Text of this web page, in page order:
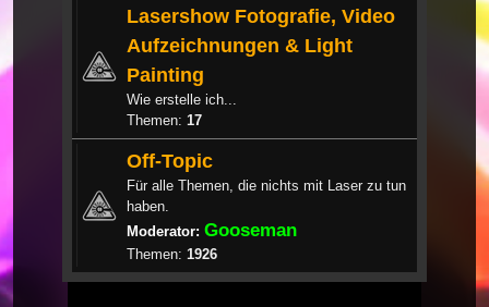
Lasershow Fotografie, Video
Aufzeichnungen & Light
Painting
Wie erstelle ich...
Themen: 17
Off-Topic
Für alle Themen, die nichts mit Laser zu tun
haben.
Moderator: Gooseman
Themen: 1926